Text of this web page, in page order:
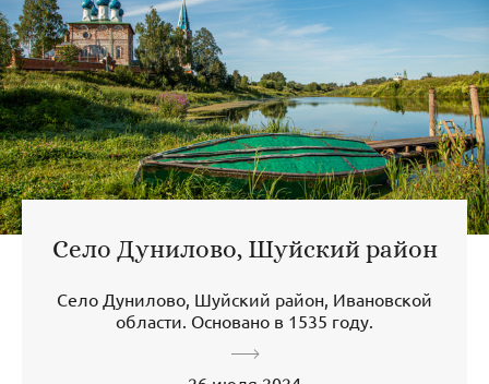
Село Дунилово, Шуйский район
Село Дунилово, Шуйский район, Ивановской
области. Основано в 1535 году.